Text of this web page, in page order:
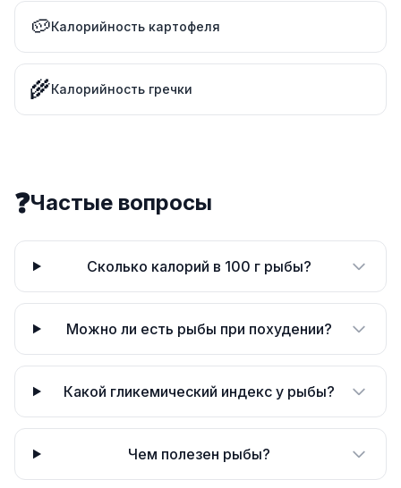
🥔Калорийность картофеля
🌾Калорийность гречки
❓Частые вопросы
Сколько калорий в 100 г рыбы?
Можно ли есть рыбы при похудении?
Какой гликемический индекс у рыбы?
Чем полезен рыбы?